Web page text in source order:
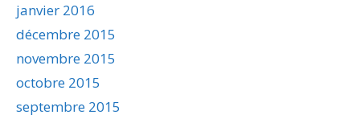
janvier 2016
décembre 2015
novembre 2015
octobre 2015
septembre 2015